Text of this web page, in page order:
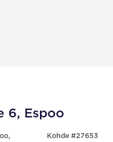
6, Espoo
Kohde #27653